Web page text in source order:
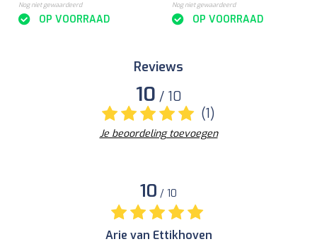
Nog niet gewaardeerd
OP VOORRAAD
Nog niet gewaardeerd
OP VOORRAAD
Reviews
10 / 10
(1)
Je beoordeling toevoegen
10 / 10
Arie van Ettikhoven